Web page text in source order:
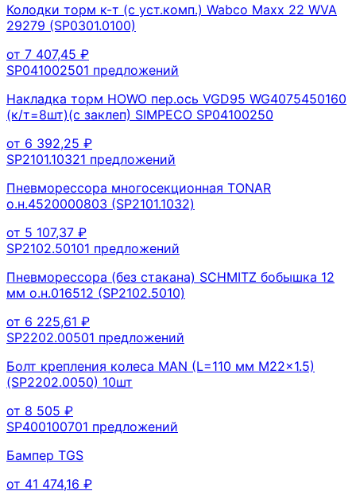
Колодки торм к-т (с уст.комп.) Wabco Maxx 22 WVA
29279 (SP0301.0100)
от 7 407,45 ₽
SP041002501 предложений
Накладка торм HOWO пер.ось VGD95 WG4075450160
(к/т=8шт)(с заклеп) SIMPECO SP04100250
от 6 392,25 ₽
SP2101.10321 предложений
Пневморессора многосекционная TONAR
о.н.4520000803 (SP2101.1032)
от 5 107,37 ₽
SP2102.50101 предложений
Пневморессора (без стакана) SCHMITZ бобышка 12
мм о.н.016512 (SP2102.5010)
от 6 225,61 ₽
SP2202.00501 предложений
Болт крепления колеса MAN (L=110 мм M22x1.5)
(SP2202.0050) 10шт
от 8 505 ₽
SP400100701 предложений
Бампер TGS
от 41 474,16 ₽